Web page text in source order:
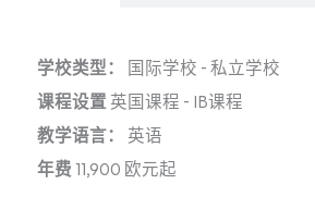
学校类型： 国际学校 - 私立学校
课程设置 英国课程 - IB课程
教学语言： 英语
年费 11,900 欧元起